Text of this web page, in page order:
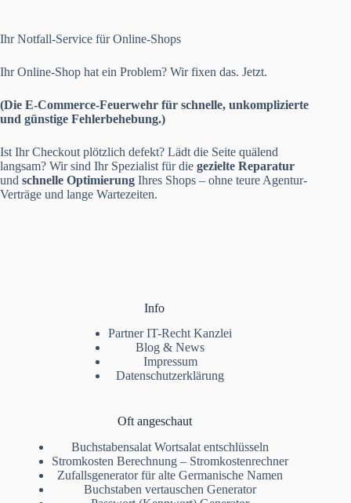
Ihr Notfall-Service für Online-Shops
Ihr Online-Shop hat ein Problem? Wir fixen das. Jetzt.
(Die E-Commerce-Feuerwehr für schnelle, unkomplizierte
und günstige Fehlerbehebung.)
Ist Ihr Checkout plötzlich defekt? Lädt die Seite quälend
langsam? Wir sind Ihr Spezialist für die gezielte Reparatur
und schnelle Optimierung Ihres Shops – ohne teure Agentur-
Verträge und lange Wartezeiten.
Info
Partner IT-Recht Kanzlei
Blog & News
Impressum
Datenschutzerklärung
Oft angeschaut
Buchstabensalat Wortsalat entschlüsseln
Stromkosten Berechnung – Stromkostenrechner
Zufallsgenerator für alte Germanische Namen
Buchstaben vertauschen Generator